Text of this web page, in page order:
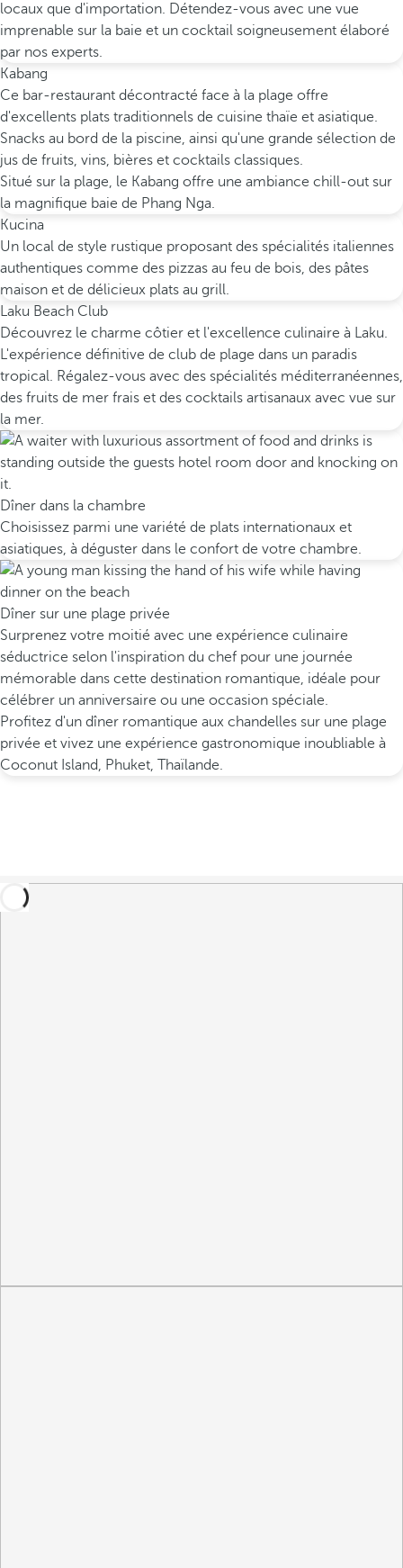
locaux que d'importation. Détendez-vous avec une vue
imprenable sur la baie et un cocktail soigneusement élaboré
par nos experts.
Kabang
Ce bar-restaurant décontracté face à la plage offre
d'excellents plats traditionnels de cuisine thaïe et asiatique.
Snacks au bord de la piscine, ainsi qu'une grande sélection de
jus de fruits, vins, bières et cocktails classiques.
Situé sur la plage, le Kabang offre une ambiance chill-out sur
la magnifique baie de Phang Nga.
Kucina
Un local de style rustique proposant des spécialités italiennes
authentiques comme des pizzas au feu de bois, des pâtes
maison et de délicieux plats au grill.
Laku Beach Club
Découvrez le charme côtier et l'excellence culinaire à Laku.
L'expérience définitive de club de plage dans un paradis
tropical. Régalez-vous avec des spécialités méditerranéennes,
des fruits de mer frais et des cocktails artisanaux avec vue sur
la mer.
Dîner dans la chambre
Choisissez parmi une variété de plats internationaux et
asiatiques, à déguster dans le confort de votre chambre.
Dîner sur une plage privée
Surprenez votre moitié avec une expérience culinaire
séductrice selon l'inspiration du chef pour une journée
mémorable dans cette destination romantique, idéale pour
célébrer un anniversaire ou une occasion spéciale.
Profitez d'un dîner romantique aux chandelles sur une plage
privée et vivez une expérience gastronomique inoubliable à
Coconut Island, Phuket, Thaïlande.